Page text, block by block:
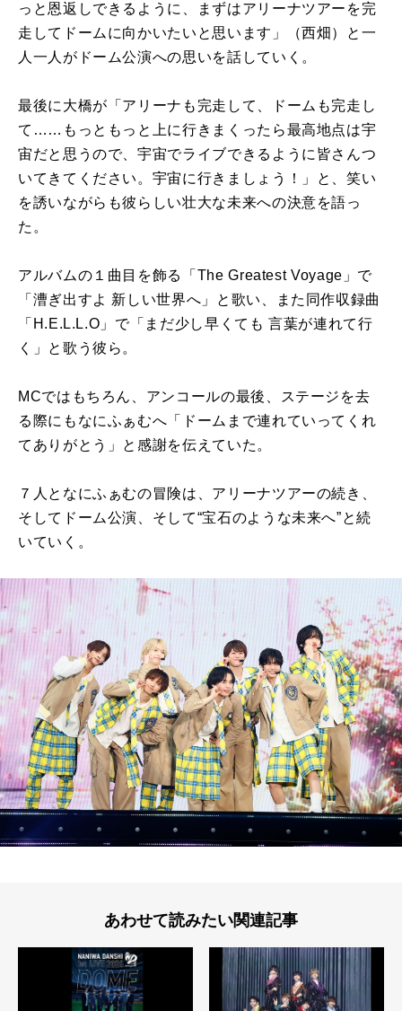
っと恩返しできるように、まずはアリーナツアーを完
走してドームに向かいたいと思います」（西畑）と一
人一人がドーム公演への思いを話していく。
最後に大橋が「アリーナも完走して、ドームも完走し
て……もっともっと上に行きまくったら最高地点は宇
宙だと思うので、宇宙でライブできるように皆さんつ
いてきてください。宇宙に行きましょう！」と、笑い
を誘いながらも彼らしい壮大な未来への決意を語っ
た。
アルバムの１曲目を飾る「The Greatest Voyage」で
「漕ぎ出すよ 新しい世界へ」と歌い、また同作収録曲
「H.E.L.L.O」で「まだ少し早くても 言葉が連れて行
く」と歌う彼ら。
MCではもちろん、アンコールの最後、ステージを去
る際にもなにふぁむへ「ドームまで連れていってくれ
てありがとう」と感謝を伝えていた。
７人となにふぁむの冒険は、アリーナツアーの続き、
そしてドーム公演、そして“宝石のような未来へ”と続
いていく。
あわせて読みたい関連記事